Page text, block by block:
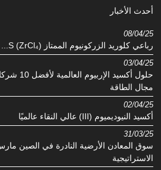
أحدث الأخبار
08/04/25
رباعي كلوريد الزركونيوم الممتاز (ZrCl₄) S...
03/04/25
حلول أكسيد
مجال الطاقة
02/04/25
أكسيد النيوديميوم (III) عالي النقاء عالميًا
31/03/25
الاستراتيجية